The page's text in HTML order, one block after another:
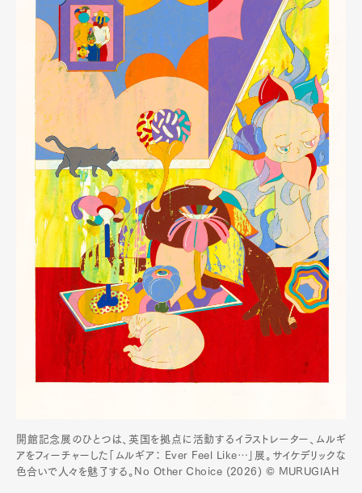
開館記念展のひとつは、英国を拠点に活動するイラストレーター、ムルギ
アをフィーチャーした「ムルギア： Ever Feel Like…」展。サイケデリックな
色合いで人々を魅了する。No Other Choice (2026) © MURUGIAH